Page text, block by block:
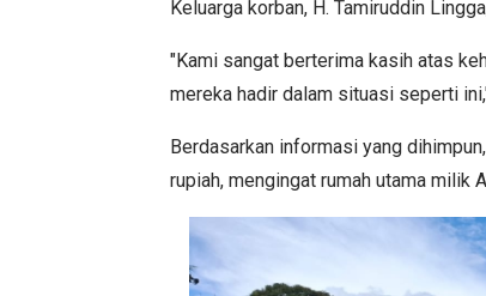
Keluarga korban, H. Tamiruddin
"Kami sangat berterima kasih atas
mereka hadir dalam situasi seperti
Berdasarkan informasi yang
rupiah, mengingat rumah utama milik